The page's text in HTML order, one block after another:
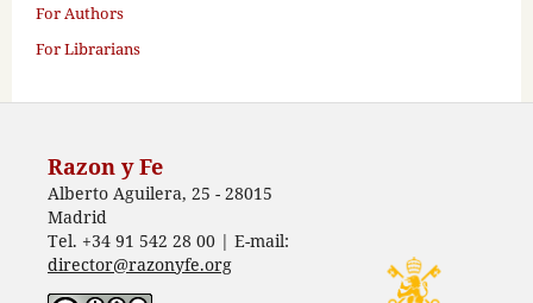
For Authors
For Librarians
Razon y Fe
Alberto Aguilera, 25 - 28015
Madrid
Tel. +34 91 542 28 00 | E-mail:
director@razonyfe.org